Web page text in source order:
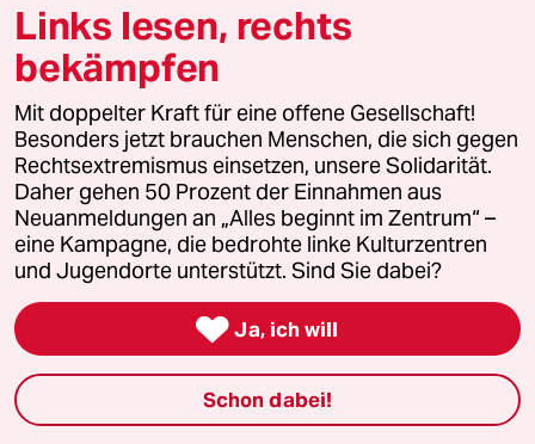
Ich fasse die ZEIT nicht mehr an. Das Signum
intellektueller Hochstapelei muss ich nicht
auch noch finanzieren und mich damit zeigen.
Für mich gibts jetzt nur noch im Wechsel taz
und FAZ. Und wenn ich Lust auf schnelle
Meinung habe, greif ich lieber zur BamS. Des
besseren Journalismus wegen.
P Piefke
Skandal, ein Chefredakteur vertritt eine andere
Meinung im Umgang mit einer öffentlichen
Person. Ist ja nicht so, das man sich bei der taz
die Meinungsvielfalt auf die Fahnen
geschrieben hätte.
Links lesen, rechts
bekämpfen
Mit doppelter Kraft für eine offene Gesellschaft!
Besonders jetzt brauchen Menschen, die sich gegen
Rechtsextremismus einsetzen, unsere Solidarität.
Daher gehen 50 Prozent der Einnahmen aus
Neuanmeldungen an „Alles beginnt im Zentrum“ –
eine Kampagne, die bedrohte linke Kulturzentren
und Jugendorte unterstützt. Sind Sie dabei?
 Ja, ich will
Schon dabei!